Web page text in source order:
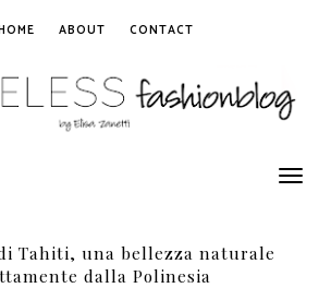
ABOUT CONTACT
Toggle
navigation
Tahiti, una bellezza naturale
dalla Polinesia